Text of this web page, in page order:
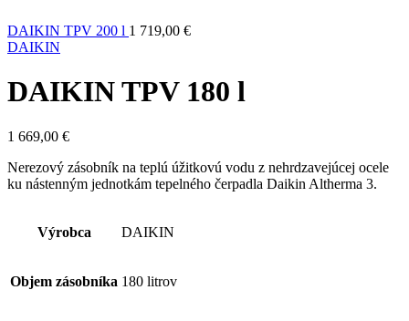
DAIKIN TPV 200 l 1 719,00 €
DAIKIN
DAIKIN TPV 180 l
1 669,00 €
Nerezový zásobník na teplú úžitkovú vodu z nehrdzavejúcej ocele
ku nástenným jednotkám tepelného čerpadla Daikin Altherma 3.
Výrobca DAIKIN
Objem zásobníka 180 litrov